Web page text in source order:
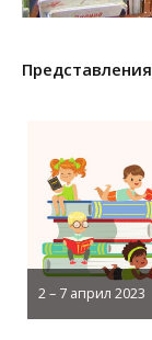
2 – 7 април 2023